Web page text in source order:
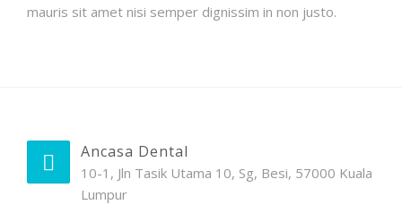
mauris sit amet nisi semper dignissim in non justo.
Ancasa Dental
10-1, Jln Tasik Utama 10, Sg, Besi, 57000 Kuala
Lumpur